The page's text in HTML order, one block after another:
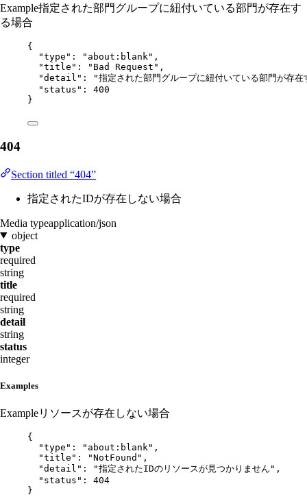
Example指定された部門グループに紐付いている部門が存在す
る場合
{
"type" : " about:blank" ,
"title" : " Bad Request " ,
"detail" : "指定された部門グループに紐付いている部門が存
"status" : 400
}
404
Section titled “404”
指定されたIDが存在しない場合
Media typeapplication/json
object
type
required
string
title
required
string
detail
string
status
integer
Examples
Exampleリソースが存在しない場合
{
"type" : " about:blank" ,
"title" : "NotFound " ,
"detail" : "指定されたIDのリソースが見つかりません " ,
"status" : 404
}